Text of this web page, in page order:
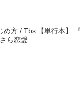
方 / Tbs 【単行本】
ら恋愛...